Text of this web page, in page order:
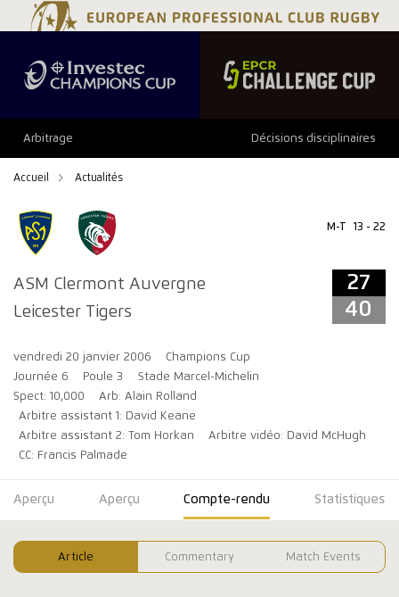
Arbitrage Décisions disciplinaires
Accueil Actualités
ASM Clermont Auvergne
Leicester Tigers
M-T 13 - 22
27
40
vendredi 20 janvier 2006
Champions Cup
Journée 6
Poule 3
Stade Marcel-Michelin
Spect: 10,000
Arb: Alain Rolland
Arbitre assistant 1: David Keane
Arbitre assistant 2: Tom Horkan
Arbitre vidéo: David McHugh
CC: Francis Palmade
27 40
Aperçu Aperçu Compte-rendu Statistiques
Article Commentary Match Events